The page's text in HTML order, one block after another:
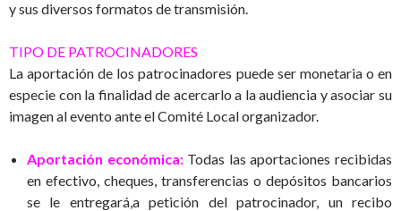
y sus diversos formatos de transmisión.
TIPO DE PATROCINADORES
La aportación de los patrocinadores puede ser monetaria o en
especie con la finalidad de acercarlo a la audiencia y asociar su
imagen al evento ante el Comité Local organizador.
Aportación económica: Todas las aportaciones recibidas
en efectivo, cheques, transferencias o depósitos bancarios
se le entregará,a petición del patrocinador, un recibo